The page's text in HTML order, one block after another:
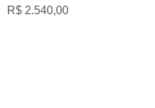
R$ 2.540,00